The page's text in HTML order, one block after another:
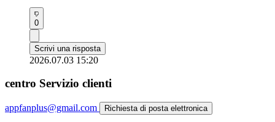
0
Scrivi una risposta
2026.07.03 15:20
centro Servizio clienti
appfanplus@gmail.com Richiesta di posta elettronica